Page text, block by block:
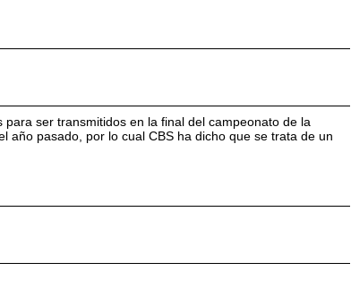
ser transmitidos en la final del campeonato de la
año pasado, por lo cual CBS ha dicho que se trata de un